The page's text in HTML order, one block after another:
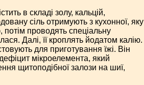
в складі золу, кальцій,
сіль отримують з кухонної, яку
проводять спеціальну
Далі, її кроплять йодатом калію.
для приготування їжі. Він
мікроелемента, який
щитоподібної залози на шиї,